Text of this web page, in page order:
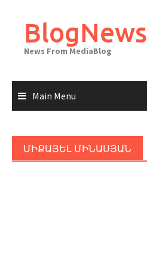
contentBlogNews
News From MediaBlog
Main Menu
ՄԻՔԱՅԵԼ ՄԻՆԱՍՅԱՆ